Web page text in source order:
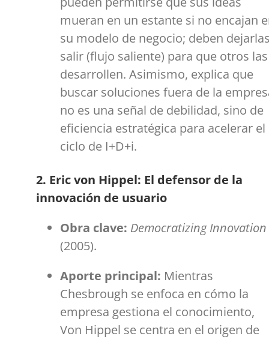
mueran en un estante si no encajan
su modelo de negocio; deben
salir (flujo saliente) para que otros las
desarrollen. Asimismo, explica que
buscar soluciones fuera de la
no es una señal de debilidad, sino de
eficiencia estratégica para acelerar el
ciclo de I+D+i.
2. Eric von Hippel: El defensor de la
innovación de usuario
Obra clave: Democratizing Innovation
(2005).
Aporte principal: Mientras
Chesbrough se enfoca en cómo la
empresa gestiona el conocimiento,
Von Hippel se centra en el origen de